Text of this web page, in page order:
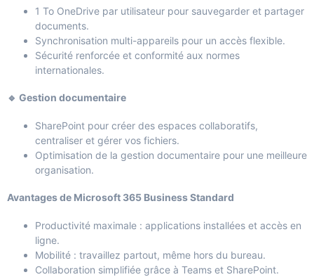
1 To OneDrive par utilisateur pour sauvegarder et partager
documents.
Synchronisation multi-appareils pour un accès flexible.
Sécurité renforcée et conformité aux normes
internationales.
🔹 Gestion documentaire
SharePoint pour créer des espaces collaboratifs,
centraliser et gérer vos fichiers.
Optimisation de la gestion documentaire pour une meilleure
organisation.
Avantages de Microsoft 365 Business Standard
Productivité maximale : applications installées et accès en
ligne.
Mobilité : travaillez partout, même hors du bureau.
Collaboration simplifiée grâce à Teams et SharePoint.